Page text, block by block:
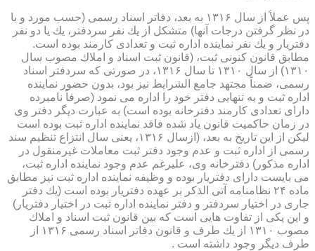
پس عملاً از سال ۱۳۱۶ به بعد، دفاتر اسناد رسمی (حسب مورد و با
در نظر گرفتن درجات آنها) متشكل از یك نفر سردفتر، یك یا دو نفر
دفتریار و یك نفر نماینده اداره ثبت و تعدادی كارمند بوده است.
مطابق قانون كنونی ثبت، (قانون ثبت اسناد و املاك مصوب سال
۱۳۱۰) از سال ۱۳۱۰ تا سال ۱۳۱۶، در صورتی كه سردفتر اسناد
رسمی، ضمناً مجتهد جامع الشرایط نیز بود، بدون حضور نماینده
اداره ثبت و به تنهایی دفتر خود را اداره می نمود (صرفاً نامبرده
دارای تعدادی كارمند دفترخانه بوده است) به عبارت دیگر دفتر وی
در زمان حاكمیت قانون یاد شده فاقد نماینده اداره ثبت بوده است
لیكن از این تاریخ به بعد، (ازسال ۱۳۱۶، یعنی سال انتزاع تنظیم سند
رسمی از اداره ثبت و عدم وجود دفتر ثبت معاملات غیرمنقول در
اداره مذكور) دفترخانه وی، علیرغم عدم وجود نماینده اداره ثبت،
می بایست دارای دفتریار بوده و وظیفه نماینده اداره ثبت نیز مطابق
ماده ۲۴ نظامنامه آتی الذكر بر عهده دفتریار بوده است (یك دفتر
جاری در اختیار سردفتر و دفتر نماینده اداره ثبت در اختیار دفتریار)
و این یكی از تفاوت هایی است كه بین قانون ثبت اسناد و املاك
مصوب ۱۳۱۰ از یك طرف و قانون دفاتر اسناد رسمی ۱۳۱۶ از
طرف دیگر وجود داشته است .